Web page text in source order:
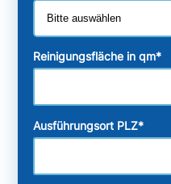
Reinigungsfläche in qm*
Ausführungsort PLZ*